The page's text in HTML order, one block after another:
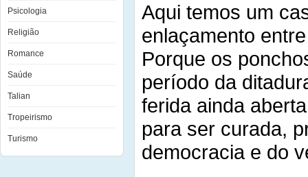
Psicologia
Religião
Romance
Saúde
Talian
Tropeirismo
Turismo
Aqui temos um
enlaçamento
Porque os
período da
ferida ainda
para ser curada,
democracia e do